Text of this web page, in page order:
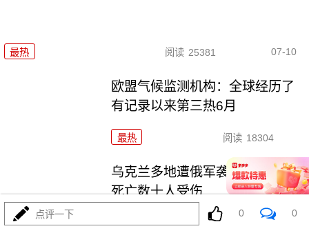
最热 阅读 25381 07-10
欧盟气候监测机构：全球经历了
有记录以来第三热6月
最热 阅读 18304
乌克兰多地遭俄军袭击 至少4人
死亡数十人受伤
最热 17852
点评一下 0 0